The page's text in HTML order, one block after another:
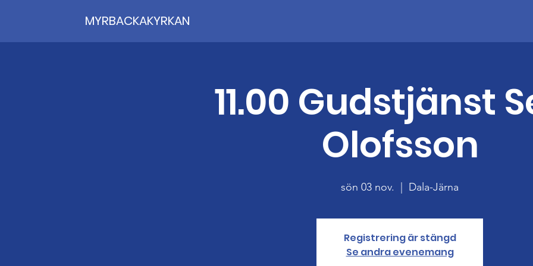
MYRBACKAKYRKAN
11.00 Gudstjänst
Olofsson
sön 03 nov. Dala-Järna
Registrering är stängd
Se andra evenemang